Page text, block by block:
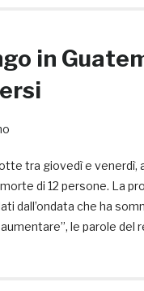
in
tra giovedì e venerdì,
di 12 persone. La
dall’ondata che ha
le parole del